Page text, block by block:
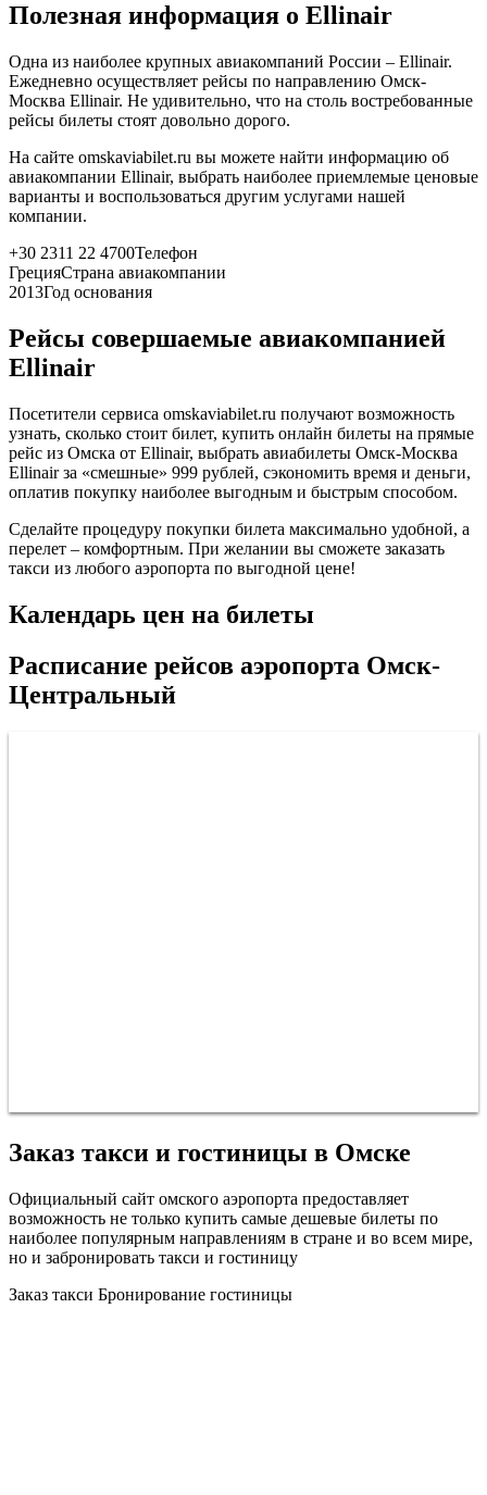
Полезная информация о Ellinair
Одна из наиболее крупных авиакомпаний России – Ellinair.
Ежедневно осуществляет рейсы по направлению Омск-
Москва Ellinair. Не удивительно, что на столь востребованные
рейсы билеты стоят довольно дорого.
На сайте omskaviabilet.ru вы можете найти информацию об
авиакомпании Ellinair, выбрать наиболее приемлемые ценовые
варианты и воспользоваться другим услугами нашей
компании.
+30 2311 22 4700Телефон
ГрецияСтрана авиакомпании
2013Год основания
Рейсы совершаемые авиакомпанией
Ellinair
Посетители сервиса omskaviabilet.ru получают возможность
узнать, сколько стоит билет, купить онлайн билеты на прямые
рейс из Омска от Ellinair, выбрать авиабилеты Омск-Москва
Ellinair за «смешные» 999 рублей, сэкономить время и деньги,
оплатив покупку наиболее выгодным и быстрым способом.
Сделайте процедуру покупки билета максимально удобной, а
перелет – комфортным. При желании вы сможете заказать
такси из любого аэропорта по выгодной цене!
Календарь цен на билеты
Расписание рейсов аэропорта Омск-
Центральный
Заказ такси и гостиницы в Омске
Официальный сайт омского аэропорта предоставляет
возможность не только купить самые дешевые билеты по
наиболее популярным направлениям в стране и во всем мире,
но и забронировать такси и гостиницу
Заказ такси Бронирование гостиницы